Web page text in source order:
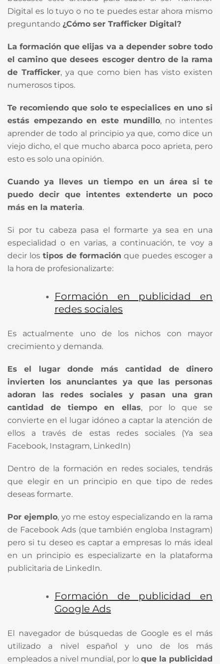
Digital es lo tuyo o no te puedes estar ahora mismo
preguntando ¿Cómo ser Trafficker Digital?
La formación que elijas va a depender sobre todo
el camino que desees escoger dentro de la rama
de Trafficker, ya que como bien has visto existen
numerosos tipos.
Te recomiendo que solo te especialices en uno si
estás empezando en este mundillo, no intentes
aprender de todo al principio ya que, como dice un
viejo dicho, el que mucho abarca poco aprieta, pero
esto es solo una opinión.
Cuando ya lleves un tiempo en un área si te
puedo decir que intentes extenderte un poco
más en la materia.
Si por tu cabeza pasa el formarte ya sea en una
especialidad o en varias, a continuación, te voy a
decir los tipos de formación que puedes escoger a
la hora de profesionalizarte:
Formación en publicidad en
redes sociales
Es actualmente uno de los nichos con mayor
crecimiento y demanda.
Es el lugar donde más cantidad de dinero
invierten los anunciantes ya que las personas
adoran las redes sociales y pasan una gran
cantidad de tiempo en ellas, por lo que se
convierte en el lugar idóneo a captar la atención de
ellos a través de estas redes sociales (Ya sea
Facebook, Instagram, LinkedIn)
Dentro de la formación en redes sociales, tendrás
que elegir en un principio en que tipo de redes
deseas formarte.
Por ejemplo, yo me estoy especializando en la rama
de Facebook Ads (que también engloba Instagram)
pero si tu deseo es captar a empresas lo más ideal
en un principio es especializarte en la plataforma
publicitaria de LinkedIn.
Formación de publicidad en
Google Ads
El navegador de búsquedas de Google es el más
utilizado a nivel español y uno de los más
empleados a nivel mundial, por lo que la publicidad